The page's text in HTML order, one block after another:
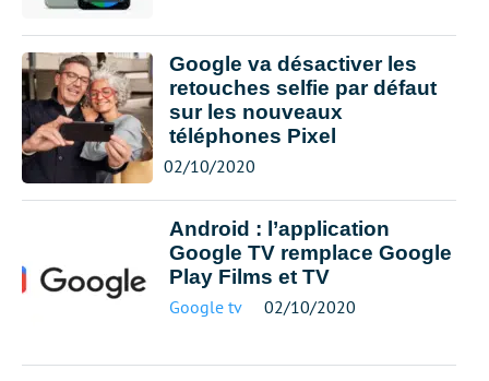
Google va désactiver les
retouches selfie par défaut
sur les nouveaux
téléphones Pixel
02/10/2020
Android : l’application
Google TV remplace Google
Play Films et TV
Google tv 02/10/2020